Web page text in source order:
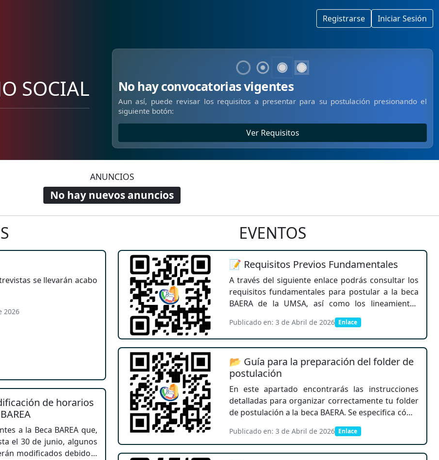
Registrarse Iniciar Sesión
SOCIAL No hay convocatorias vigentes
Aun así, puede revisar los requisitos a presentar para su postulación presionando el
siguiente botón:
Ver Requisitos
ANUNCIOS
No hay nuevos anuncios
se llevarán acabo
2026
de horarios
a la Beca BAREA que,
el 30 de junio, algunos
modificados debido a
EVENTOS
📝 Requisitos Previos Fundamentales
A través del siguiente enlace podrás consultar los
requisitos fundamentales para postular a la beca
BAERA de la UMSA, así como los lineamientos
necesarios para la preparación de tu folder de
postulación, requisito indispensable para la etapa
de entrevista. Este documento detalla las
condiciones que deben cumplir los postulantes,
tales como criterios académicos, administrativos y
personales (por ejemplo, ser estudiante regular o
egresado reciente, no contar con otras becas,
entre otros), además de los documentos que
debes presentar para completar correctamente tu
postulación.
Publicado en: 3 de Abril de 2026 Enlace
📂 Guía para la preparación del folder de
postulación
En este apartado encontrarás las instrucciones
detalladas para organizar correctamente tu folder
de postulación a la beca BAERA. Se especifica cómo
debe presentarse la documentación, incluyendo el
uso de un folder tamaño oficio, la estructura de la
tapa (datos de domicilio, croquis y fotografía), el
Publicado en: 3 de Abril de 2026 Enlace